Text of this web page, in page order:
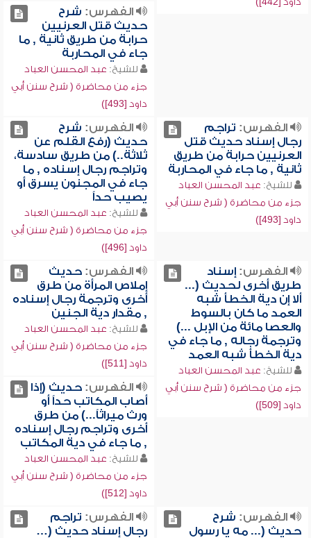
الفهرس: شرح
حديث قتل العرنيين
حرابة من طريق ثانية , ما
جاء في المحاربة
للشيخ: عبد المحسن العباد
جزء من محاضرة ( شرح سنن أبي
داود [493])
الفهرس: تراجم
رجال إسناد حديث قتل
العرنيين حرابة من طريق
ثانية , ما جاء في المحاربة
للشيخ: عبد المحسن العباد
جزء من محاضرة ( شرح سنن أبي
داود [493])
الفهرس: شرح
حديث (رفع القلم عن
ثلاثة..) من طريق سادسة،
وتراجم رجال إسناده , ما
جاء في المجنون يسرق أو
يصيب حداً
للشيخ: عبد المحسن العباد
جزء من محاضرة ( شرح سنن أبي
داود [496])
الفهرس:إسناد
طريق أخرى لحديث (...
ألا إن دية الخطأ شبه
العمد ما كان بالسوط
والعصا مائة من الإبل ...)
وترجمة رجاله , ما جاء في
دية الخطأ شبه العمد
للشيخ: عبد المحسن العباد
جزء من محاضرة ( شرح سنن أبي
داود [509])
الفهرس:حديث
إملاص المرأة من طرق
أخرى وترجمة رجال إسناده
, مقدار دية الجنين
للشيخ: عبد المحسن العباد
جزء من محاضرة ( شرح سنن أبي
داود [511])
الفهرس:حديث (إذا
أصاب المكاتب حداً أو
ورث ميراثاً...) من طرق
أخرى وتراجم رجال إسناده
, ما جاء في دية المكاتب
للشيخ: عبد المحسن العباد
جزء من محاضرة ( شرح سنن أبي
داود [512])
الفهرس: شرح
حديث (... مه يا رسول
الفهرس: تراجم
رجال إسناد حديث (…